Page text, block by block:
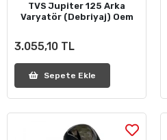
TVS Jupiter 125 Arka
Varyatör (Debriyaj) Oem
3.055,10 TL
Sepete Ekle